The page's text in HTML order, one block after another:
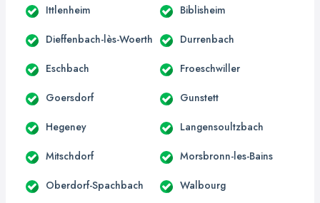
Ittlenheim Biblisheim
Dieffenbach-lès-Woerth Durrenbach
Eschbach Froeschwiller
Goersdorf Gunstett
Hegeney Langensoultzbach
Mitschdorf Morsbronn-les-Bains
Oberdorf-Spachbach Walbourg